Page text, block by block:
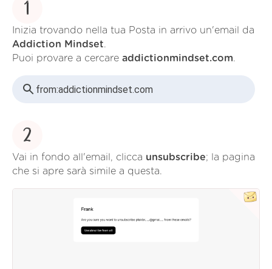
1
Inizia trovando nella tua Posta in arrivo un'email da
Addiction Mindset.
Puoi provare a cercare addictionmindset.com.
from:addictionmindset.com
2
Vai in fondo all'email, clicca unsubscribe; la pagina
che si apre sarà simile a questa.